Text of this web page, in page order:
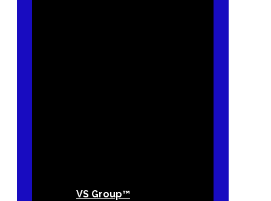
VS Group™